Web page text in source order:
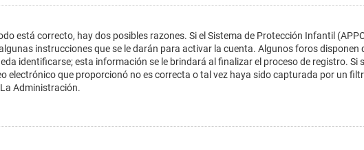
está correcto, hay dos posibles razones. Si el Sistema de Protección Infantil
instrucciones que se le darán para activar la cuenta. Algunos foros disponen
identificarse; esta información se le brindará al finalizar el proceso de registro. Si
electrónico que proporcionó no es correcta o tal vez haya sido capturada por un
Administración.